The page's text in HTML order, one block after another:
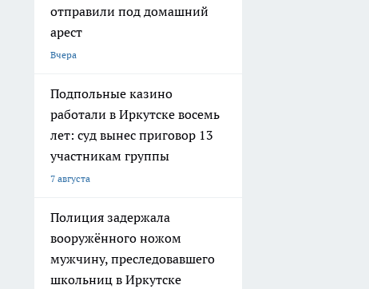
отправили под домашний
арест
Вчера
Подпольные казино
работали в Иркутске восемь
лет: суд вынес приговор 13
участникам группы
7 августа
Полиция задержала
вооружённого ножом
мужчину, преследовавшего
школьниц в Иркутске